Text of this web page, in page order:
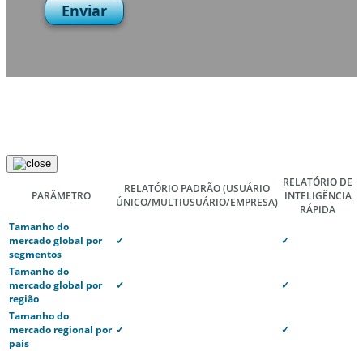
Enviar
PARÂMETRO
RELATÓRIO PADRÃO(USUÁRIO
ÚNICO/MULTIUSUÁRIO/EMPRESA)
RELATÓRIO DE
INTELIGÊNCIA
RÁPIDA
Tamanho do
mercado global por
segmentos
✓ ✓
Tamanho do
mercado global por
região
✓ ✓
Tamanho do
mercado regional por
país
✓ ✓